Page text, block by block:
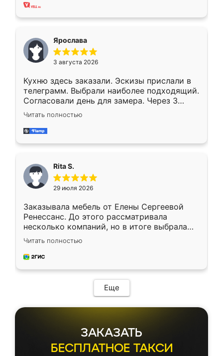
Ярослава
3 августа 2026
Кухню здесь заказали. Эскизы прислали в
телеграмм. Выбрали наиболее подходящий.
Согласовали день для замера. Через 3
недели кухня была уже готова. Остались
довольны работой. Спасибо Ренессанс
мебель за качественную работу!
Читать полностью
Rita S.
29 июля 2026
Заказывала мебель от Елены Сергеевой
Ренессанс. До этого рассматривала
несколько компаний, но в итоге выбрала
эту. Сначала обговорили условия, потом
приехал замерщик, всё спокойно объяснил
и снял размеры. Изготовили в срок, с
мебель сразу встала на свое место без
каких-либо доработок. Качеством осталась
довольна, все выглядит так, как и ожидала.
Читать полностью
Еще
ЗАКАЗАТЬ
БЕСПЛАТНОЕ ТАКСИ